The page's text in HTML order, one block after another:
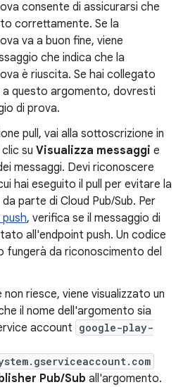
consente di assicurarsi che
correttamente. Se la
va a buon fine, viene
che indica che la
è riuscita. Se hai collegato
questo argomento, dovresti
di prova.
pull, vai alla sottoscrizione in
su Visualizza messaggi e
messaggi. Devi riconoscere
hai eseguito il pull per evitare la
parte di Cloud Pub/Sub. Per
, verifica se il messaggio di
all'endpoint push. Un codice
fungerà da riconoscimento del
non riesce, viene visualizzato un
il nome dell'argomento sia
account google-play-
Pub/Sub all'argomento.